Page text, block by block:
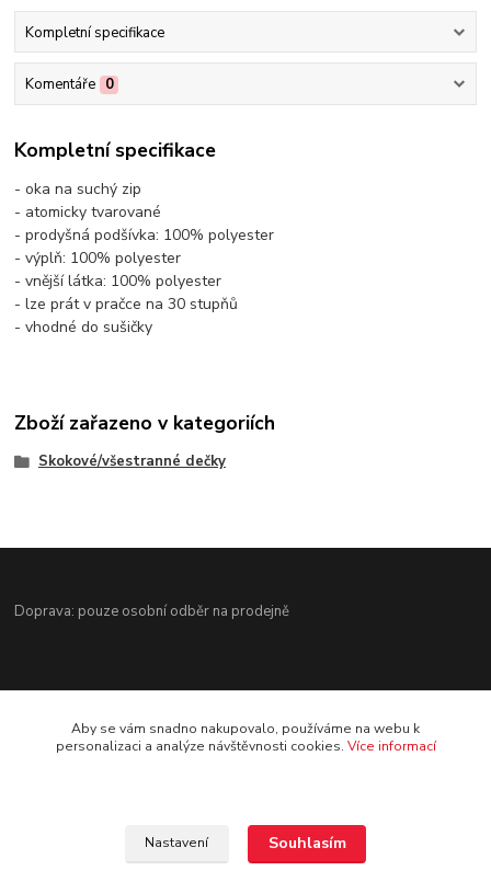
Kompletní specifikace
Komentáře 0
Kompletní specifikace
- oka na suchý zip
- atomicky tvarované
- prodyšná podšívka: 100% polyester
- výplň: 100% polyester
- vnější látka: 100% polyester
- lze prát v pračce na 30 stupňů
- vhodné do sušičky
Zboží zařazeno v kategoriích
Skokové/všestranné dečky
Doprava: pouze osobní odběr na prodejně
596 236 147
Aby se vám snadno nakupovalo, používáme na webu k
personalizaci a analýze návštěvnosti cookies. Více informací
Nastavení Souhlasím